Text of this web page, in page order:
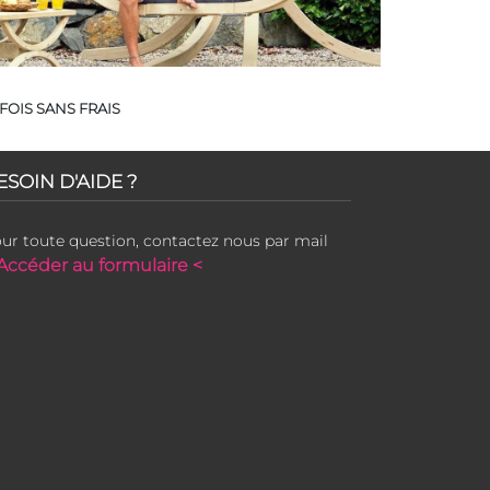
SANS FRAIS
D'AIDE ?
toute question, contactez nous par mail
au formulaire <